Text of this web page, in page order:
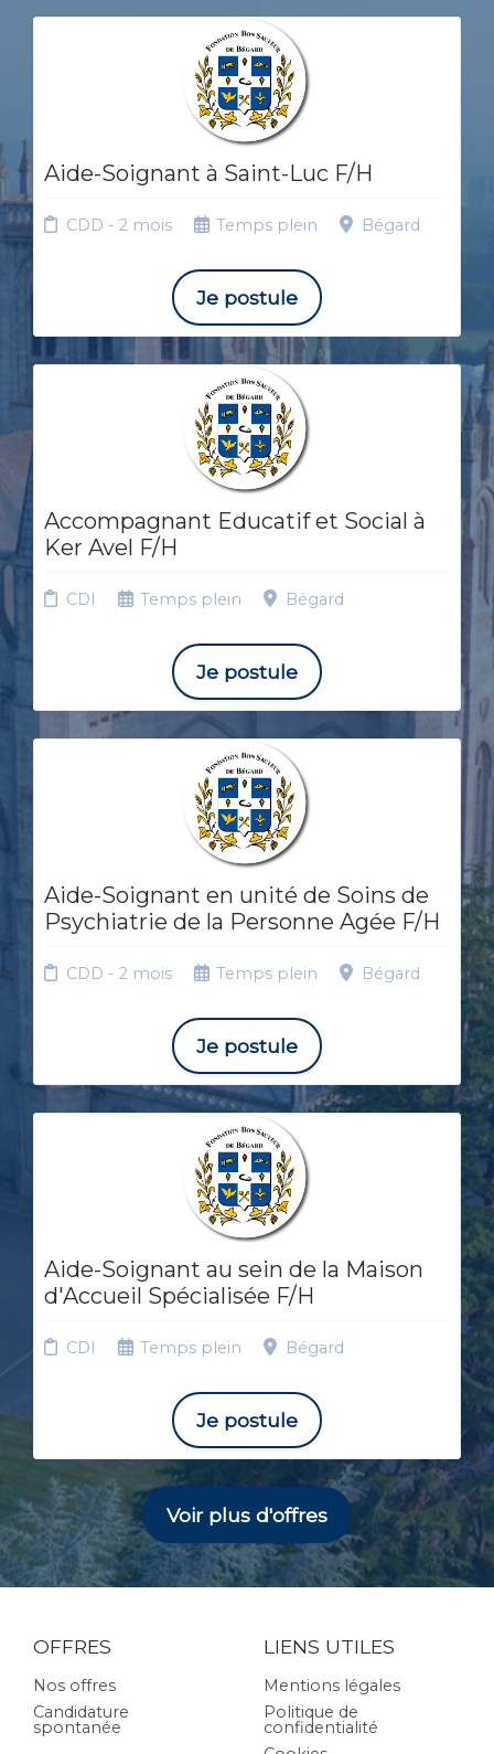
Aide-Soignant à Saint-Luc F/H
CDD - 2 mois Temps plein Bégard
Je postule
Accompagnant Educatif et Social à
Ker Avel F/H
CDI Temps plein Bégard
Je postule
Aide-Soignant en unité de Soins de
Psychiatrie de la Personne Agée F/H
CDD - 2 mois Temps plein Bégard
Je postule
Aide-Soignant au sein de la Maison
d'Accueil Spécialisée F/H
CDI Temps plein Bégard
Je postule
Voir plus d'offres
OFFRES
Nos offres
Candidature
spontanée
LIENS UTILES
Mentions légales
Politique de
confidentialité